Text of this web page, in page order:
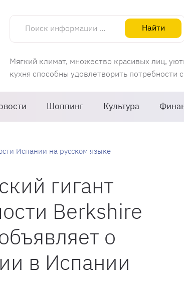
Поиск информации об Испании
Найти
Мягкий климат, множество красивых лиц,
кухня способны удовлетворить
Шоппинг Культура
Испании на русском языке
гигант
Berkshire
о
в Испании